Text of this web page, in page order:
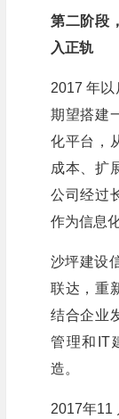
第二阶段
入正轨
2017 年
期望搭建
化平台，
成本、扩
公司经过
作为信息
沙坪建设
联达，重
结合企业
管理和IT
造。
2017年11